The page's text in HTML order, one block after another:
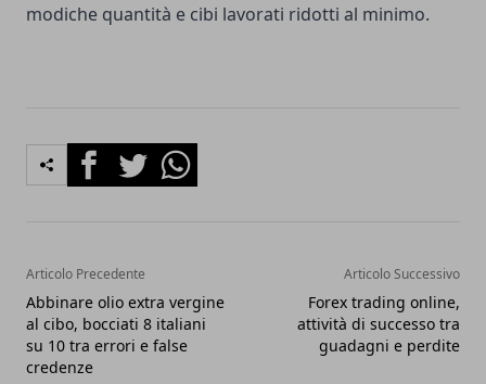
modiche quantità e cibi lavorati ridotti al minimo.
FacebookTwitterWhatsapp
Articolo Precedente
Abbinare olio extra vergine
al cibo, bocciati 8 italiani
su 10 tra errori e false
credenze
Articolo Successivo
Forex trading online,
attività di successo tra
guadagni e perdite